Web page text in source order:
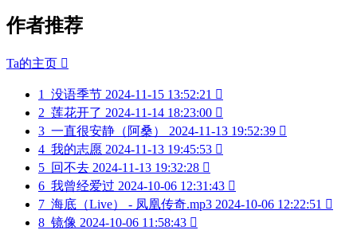
作者推荐
Ta的主页 
1 没语季节 2024-11-15 13:52:21 
2 莲花开了 2024-11-14 18:23:00 
3 一直很安静（阿桑） 2024-11-13 19:52:39 
4 我的志愿 2024-11-13 19:45:53 
5 回不去 2024-11-13 19:32:28 
6 我曾经爱过 2024-10-06 12:31:43 
7 海底（Live） - 凤凰传奇.mp3 2024-10-06 12:22:51 
8 镜像 2024-10-06 11:58:43 